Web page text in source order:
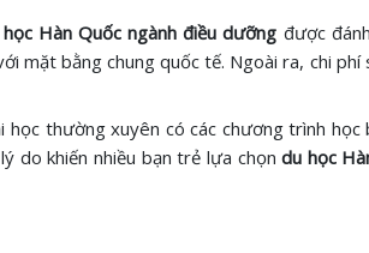
Hàn Quốc ngành điều dưỡng được
mặt bằng chung quốc tế. Ngoài ra, chi
học thường xuyên có các chương trình
do khiến nhiều bạn trẻ lựa chọndu học